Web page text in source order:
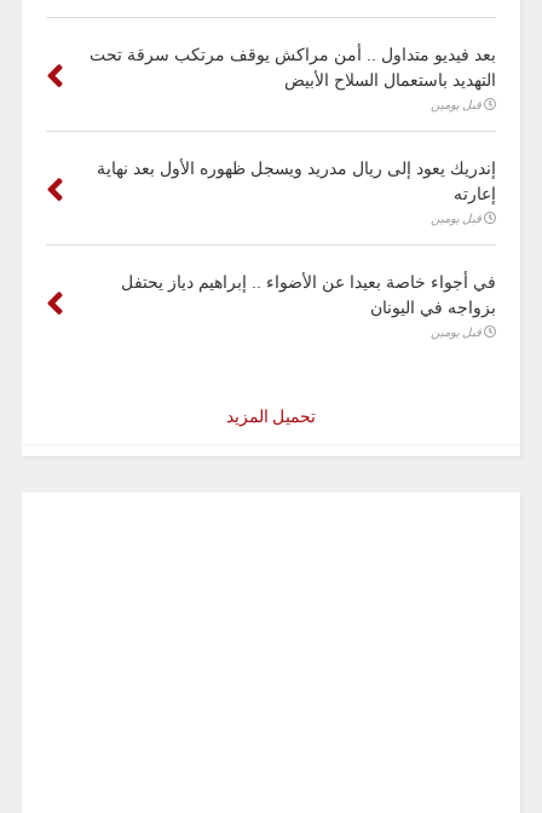
بعد فيديو متداول .. أمن مراكش يوقف مرتكب سرقة تحت
التهديد باستعمال السلاح الأبيض
قبل يومين
إندريك يعود إلى ريال مدريد ويسجل ظهوره الأول بعد نهاية
إعارته
قبل يومين
في أجواء خاصة بعيدا عن الأضواء .. إبراهيم دياز يحتفل
بزواجه في اليونان
قبل يومين
تحميل المزيد